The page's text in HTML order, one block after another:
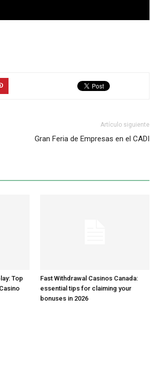
Artículo siguiente
Gran Feria de Empresas en el CADI
Top
Fast Withdrawal Casinos Canada:
essential tips for claiming your
bonuses in 2026